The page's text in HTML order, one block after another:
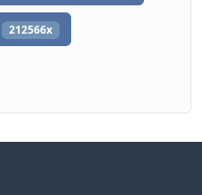
212566x